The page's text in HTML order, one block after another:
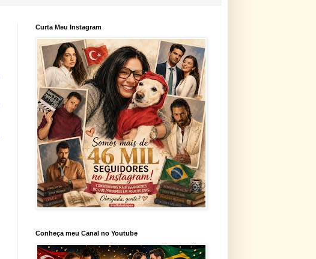
Curta Meu Instagram
Conheça meu Canal no Youtube